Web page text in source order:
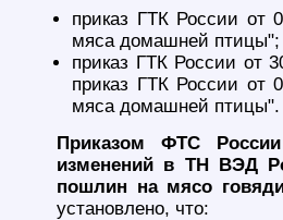
приказ ГТК России от
мяса домашней птицы";
приказ ГТК России от
приказ ГТК России от
мяса домашней птицы".
Приказом ФТС
изменений в ТН ВЭД
пошлин на мясо
установлено, что: